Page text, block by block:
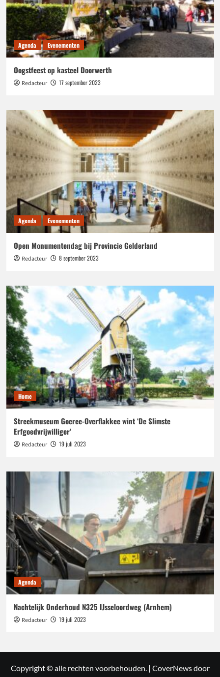
Agenda Evenementen
Oogstfeest op kasteel Doorwerth
Redacteur 17 september 2023
Agenda Evenementen
Open Monumentendag bij Provincie Gelderland
Redacteur 8 september 2023
Home
Streekmuseum Goeree-Overflakkee wint ‘De Slimste
Erfgoedvrijwilliger’
Redacteur 19 juli 2023
Agenda
Nachtelijk Onderhoud N325 IJsseloordweg (Arnhem)
Redacteur 19 juli 2023
Copyright © alle rechten voorbehouden. | CoverNewsdoor